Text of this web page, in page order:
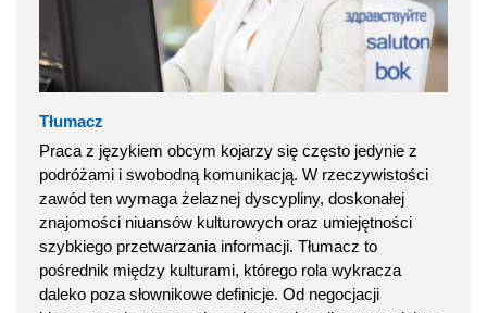
Tłumacz
Praca z językiem obcym kojarzy się często jedynie z
podróżami i swobodną komunikacją. W rzeczywistości
zawód ten wymaga żelaznej dyscypliny, doskonałej
znajomości niuansów kulturowych oraz umiejętności
szybkiego przetwarzania informacji. Tłumacz to
pośrednik między kulturami, którego rola wykracza
daleko poza słownikowe definicje. Od negocjacji